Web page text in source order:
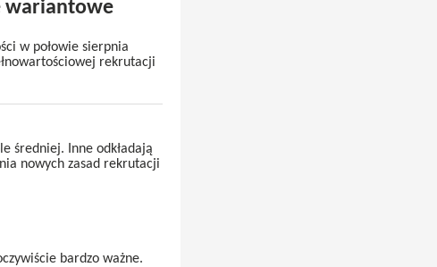
wariantowe
w połowie sierpnia
rekrutacji
średniej. Inne odkładają
nowych zasad rekrutacji
bardzo ważne.